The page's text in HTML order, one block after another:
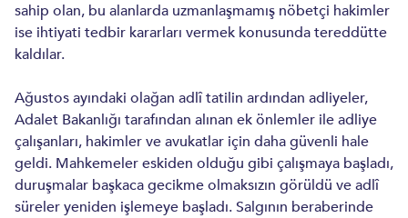
sahip olan, bu alanlarda uzmanlaşmamış nöbetçi hakimler
ise ihtiyati tedbir kararları vermek konusunda tereddütte
kaldılar.
Ağustos ayındaki olağan adlî tatilin ardından adliyeler,
Adalet Bakanlığı tarafından alınan ek önlemler ile adliye
çalışanları, hakimler ve avukatlar için daha güvenli hale
geldi. Mahkemeler eskiden olduğu gibi çalışmaya başladı,
duruşmalar başkaca gecikme olmaksızın görüldü ve adlî
süreler yeniden işlemeye başladı. Salgının beraberinde